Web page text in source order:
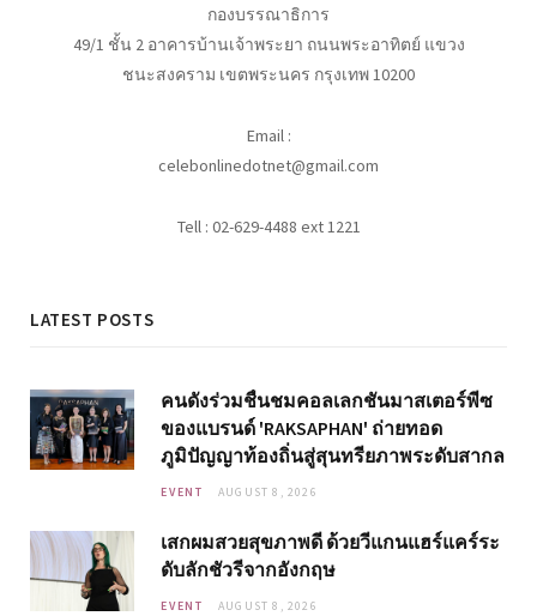
กองบรรณาธิการ
49/1 ชั้น 2 อาคารบ้านเจ้าพระยา ถนนพระอาทิตย์ แขวง
ชนะสงคราม เขตพระนคร กรุงเทพ 10200
Email :
celebonlinedotnet@gmail.com
Tell : 02-629-4488 ext 1221
LATEST POSTS
คนดังร่วมชื่นชมคอลเลกชันมาสเตอร์พีซ
ของแบรนด์ 'RAKSAPHAN' ถ่ายทอด
ภูมิปัญญาท้องถิ่นสู่สุนทรียภาพระดับสากล
EVENT AUGUST 8, 2026
เสกผมสวยสุขภาพดี ด้วยวีแกนแฮร์แคร์ระ
ดับลักชัวรีจากอังกฤษ
EVENT AUGUST 8, 2026